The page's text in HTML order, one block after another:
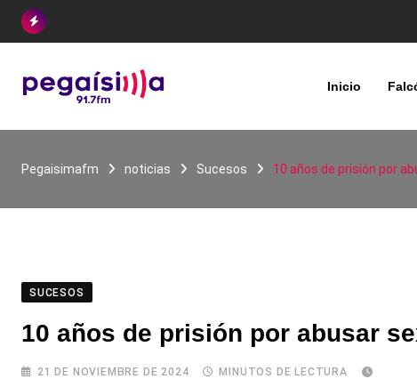
Skip
Inicio
Pegaisimafm noticias Sucesos 10 años de prisión por
SUCESOS
10 años de prisión por abusar
21 DE NOVIEMBRE DE 2024 MINUTOS DE LECTURA